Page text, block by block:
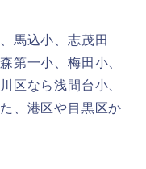
馬込小、志茂田
第一小、梅田小、
区なら浅間台小、
、港区や目黒区か